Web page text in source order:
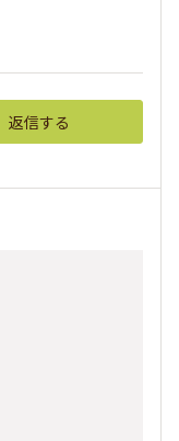
返信する